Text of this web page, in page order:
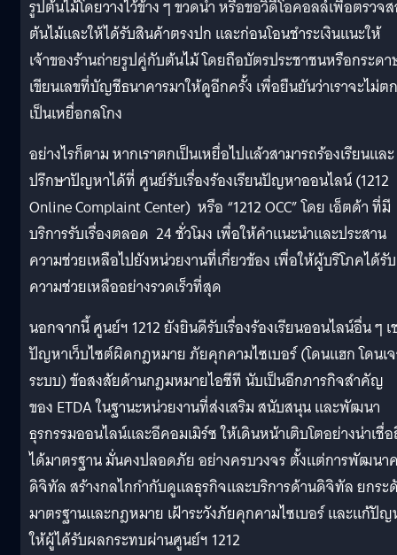
รูปต้นไม้โดยวางไว้ข้าง ๆ ขวดน้ำ หรือขอวิดีโอคอลล์เพื่อตรวจ
ต้นไม้และให้ได้รับสินค้าตรงปก และก่อนโอนชำระเงินแนะให้
เจ้าของร้านถ่ายรูปคู่กับต้นไม้ โดยถือบัตรประชาชนหรือกระด
เขียนเลขที่บัญชีธนาคารมาให้ดูอีกครั้ง เพื่อยืนยันว่าเราจะไม่ตก
เป็นเหยื่อกลโกง
อย่างไรก็ตาม หากเราตกเป็นเหยื่อไปแล้วสามารถร้องเรียนและ
ปรึกษาปัญหาได้ที่ ศูนย์รับเรื่องร้องเรียนปัญหาออนไลน์ (1212
Online Complaint Center) หรือ “1212 OCC” โดย เอ็ตด้า ที่มี
บริการรับเรื่องตลอด 24 ชั่วโมง เพื่อให้คำแนะนำและประสาน
ความช่วยเหลือไปยังหน่วยงานที่เกี่ยวข้อง เพื่อให้ผู้บริโภคได้รับ
ความช่วยเหลืออย่างรวดเร็วที่สุด
นอกจากนี้ ศูนย์ฯ 1212 ยังยินดีรับเรื่องร้องเรียนออนไลน์อื่น ๆ
ปัญหาเว็บไซต์ผิดกฎหมาย ภัยคุกคามไซเบอร์ (โดนแฮก โดนเ
ระบบ) ข้อสงสัยด้านกฎมหมายไอซีที นับเป็นอีกภารกิจสำคัญ
ของ ETDA ในฐานะหน่วยงานที่ส่งเสริม สนับสนุน และพัฒนา
ธุรกรรมออนไลน์และอีคอมเมิร์ซ ให้เดินหน้าเติบโตอย่างน่าเชื่
ได้มาตรฐาน มั่นคงปลอดภัย อย่างครบวงจร ตั้งแต่การพัฒนา
ดิจิทัล สร้างกลไกกำกับดูแลธุรกิจและบริการด้านดิจิทัล ยกระ
มาตรฐานและกฎหมาย เฝ้าระวังภัยคุกคามไซเบอร์ และแก้ปั
ให้ผู้ได้รับผลกระทบผ่านศูนย์ฯ 1212